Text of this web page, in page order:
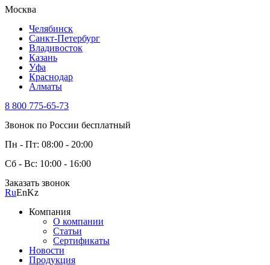
Москва
Челябинск
Санкт-Петербург
Владивосток
Казань
Уфа
Краснодар
Алматы
8 800 775-65-73
Звонок по России бесплатный
Пн - Пт: 08:00 - 20:00
Сб - Вс: 10:00 - 16:00
Заказать звонок
RuEnKz
Компания
О компании
Статьи
Сертификаты
Новости
Продукция